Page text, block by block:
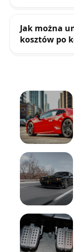
Jak można
kosztów po